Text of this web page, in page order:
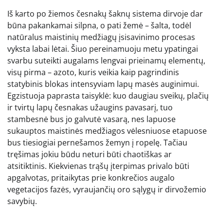
Iš karto po žiemos česnakų šaknų sistema dirvoje dar
būna pakankamai silpna, o pati žemė – šalta, todėl
natūralus maistinių medžiagų įsisavinimo procesas
vyksta labai lėtai. Šiuo pereinamuoju metu ypatingai
svarbu suteikti augalams lengvai prieinamų elementų,
visų pirma – azoto, kuris veikia kaip pagrindinis
statybinis blokas intensyviam lapų masės auginimui.
Egzistuoja paprasta taisyklė: kuo daugiau sveikų, plačių
ir tvirtų lapų česnakas užaugins pavasarį, tuo
stambesnė bus jo galvutė vasarą, nes lapuose
sukauptos maistinės medžiagos vėlesniuose etapuose
bus tiesiogiai pernešamos žemyn į ropelę. Tačiau
tręšimas jokiu būdu neturi būti chaotiškas ar
atsitiktinis. Kiekvienas trąšų įterpimas privalo būti
apgalvotas, pritaikytas prie konkrečios augalo
vegetacijos fazės, vyraujančių oro sąlygų ir dirvožemio
savybių.